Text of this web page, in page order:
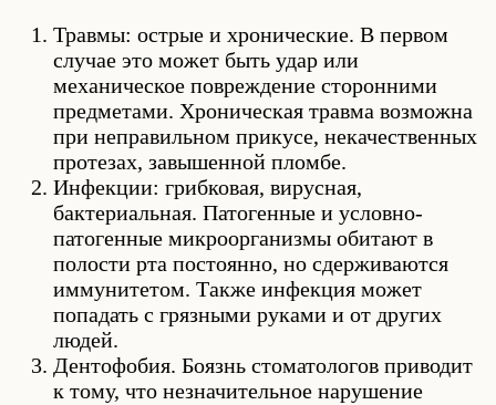
Травмы: острые и хронические. В первом
случае это может быть удар или
механическое повреждение сторонними
предметами. Хроническая травма возможна
при неправильном прикусе, некачественных
протезах, завышенной пломбе.
Инфекции: грибковая, вирусная,
бактериальная. Патогенные и условно-
патогенные микроорганизмы обитают в
полости рта постоянно, но сдерживаются
иммунитетом. Также инфекция может
попадать с грязными руками и от других
людей.
Дентофобия. Боязнь стоматологов приводит
к тому, что незначительное нарушение